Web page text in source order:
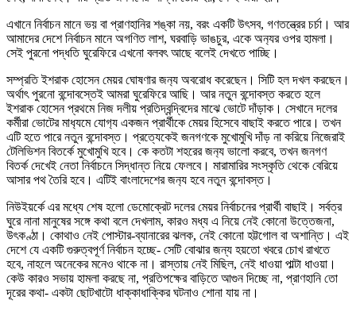
এখানে নির্বাচন মানে ভয় বা প্রাণহানির শঙ্কা নয়, বরং একটি উৎসব, গণতন্ত্রের চর্চা। আর
আমাদের দেশে নির্বাচন মানে অগণিত লাশ, ঘরবাড়ি ভাঙচুর, একে অন‍্যর ওপর হামলা।
সেই পুরনো পদ্ধতি ঘুরেফিরে এখনো বলবৎ আছে বলেই দেখতে পাচ্ছি।
সম্প্রতি ইশরাক হোসেন মেয়র ঘোষণার জন‍্য অবরোধ করেছেন। সিটি হল দখল করছেন।
অর্থাৎ পুরনো বন্দোবস্তেই আমরা ঘুরেফিরে আছি। আর নতুন বন্দোবস্ত করতে হলে
ইশরাক হোসেন প্রথমে নিজ দলীয় প্রতিদ্বন্দ্বিদের মাঝে ভোটে দাঁড়াক। সেখানে দলের
কর্মীরা ভোটের মাধ‍্যমে যোগ‍্য একজন প্রার্থীকে মেয়র হিসেবে বাছাই করতে পারে। তখন
এটি হতে পারে নতুন বন্দোবস্ত। প্রত্যেকেই জনগণকে মুখোমুখি দাঁড় না করিয়ে নিজেরাই
টেলিভিশন বিতর্কে মুখোমুখি হবে। কে কতটা শহরের জন‍্য ভালো করবে, তখন জনগণ
বিতর্ক দেখেই নেতা নির্বাচনে সিদ্ধান্ত নিয়ে ফেলবে। মারামারির সংস্কৃতি থেকে বেরিয়ে
আসার পথ তৈরি হবে। এটিই বাংলাদেশের জন‍্য হবে নতুন বন্দোবস্ত।
নিউইয়র্কে এর মধ্যে শেষ হলো ডেমোক্রেট দলের মেয়র নির্বাচনের প্রার্থী বাছাই। সর্বত্র
ঘুরে নানা মানুষের সঙ্গে কথা বলে দেখলাম, কারও মধ্য এ নিয়ে নেই কোনো উত্তেজনা,
উৎকণ্ঠা। কোথাও নেই পোস্টার-ব্যানারের ঝলক, নেই কোনো হট্টগোল বা অশান্তি। এই
দেশে যে একটি গুরুত্বপূর্ণ নির্বাচন হচ্ছে- সেটি বোঝার জন্য হয়তো খবরে চোখ রাখতে
হবে, নাহলে অনেকের মনেও থাকে না। রাস্তায় নেই মিছিল, নেই ধাওয়া পাল্টা ধাওয়া।
কেউ কারও সভায় হামলা করছে না, প্রতিপক্ষের বাড়িতে আগুন দিচ্ছে না, প্রাণহানি তো
দূরের কথা- একটা ছোটখাটো ধাক্কাধাক্কির ঘটনাও শোনা যায় না।